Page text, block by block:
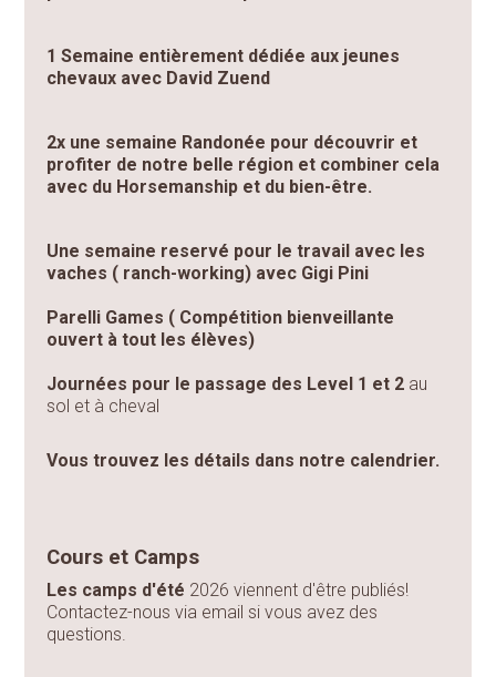
1 Semaine entièrement dédiée aux jeunes
chevaux avec David Zuend
2x une semaine Randonée pour découvrir et
profiter de notre belle région et combiner cela
avec du Horsemanship et du bien-être.
Une semaine reservé pour le travail avec les
vaches ( ranch-working) avec Gigi Pini
Parelli Games ( Compétition bienveillante
ouvert à tout les élèves)
Journées pour le passage des Level 1 et 2 au
sol et à cheval
Vous trouvez les détails dans notre calendrier.
Cours et Camps
Les camps d'été 2026 viennent d'être publiés!
Contactez-nous via email si vous avez des
questions.